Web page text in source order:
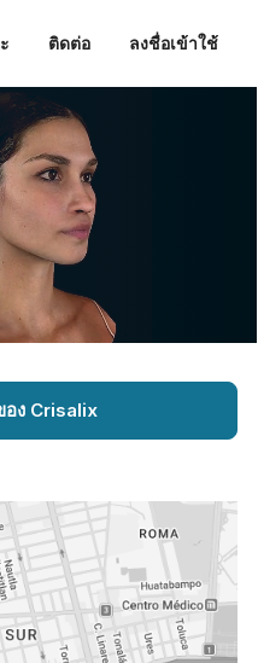
ติดต่อ ลงชื่อเข้าใช้
อง Crisalix